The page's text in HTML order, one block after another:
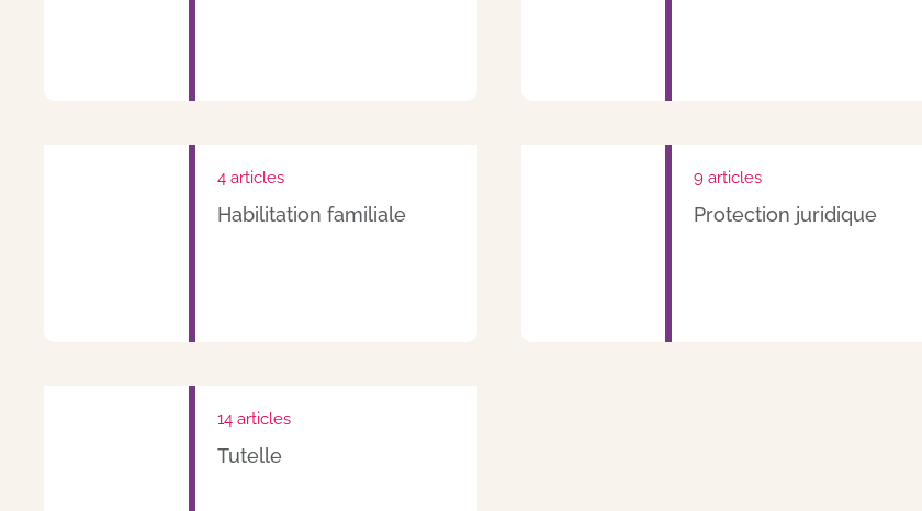
4 articles
Habilitation familiale
9 articles
Protection juridique
14 articles
Tutelle